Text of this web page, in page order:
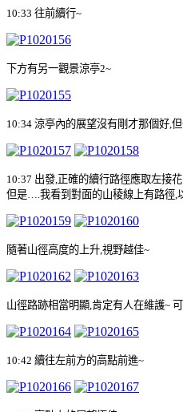
10:33 往前續行~
下方有另一觀景涼亭2~
10:34 涼亭內的展望沒有剛才那個好
10:37 出發 正確的續行路徑應取左接
但是
我看到對面的山稜線上有路徑
隨著山徑高度的上升 視野越佳~
山徑路跡相當明顯 肯定有人在維護~
10:42 續往左前方的高點前進~